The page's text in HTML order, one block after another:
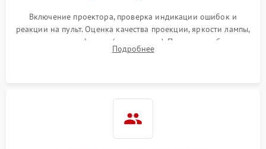
Включение проектора, проверка индикации ошибок и
реакции на пульт. Оценка качества проекции, яркости лампы,
наличия артефактов (точки, пятна). Проверка работы
системы охлаждения по уровню шума вентиляторов.
Подробнее